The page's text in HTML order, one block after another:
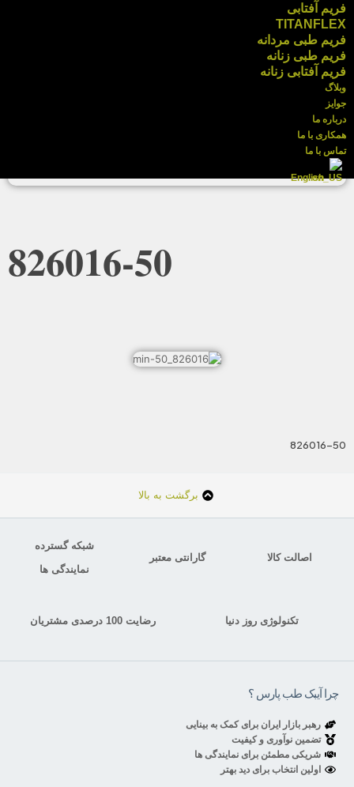
فریم آفتابی
TITANFLEX
فریم طبی مردانه
فریم طبی زنانه
فریم آفتابی زنانه
وبلاگ
جوایز
درباره ما
همکاری با ما
تماس با ما
English
826016-50
826016-50
برگشت به بالا
اصالت کالا گارانتی معتبر
شبکه گسترده
نمایندگی ها
تکنولوژی روز دنیا رضایت 100 درصدی مشتریان
چرا آیبک طب پارس ؟
رهبر بازار ایران برای کمک به بینایی
تضمین نوآوری و کیفیت
شریکی مطمئن برای نمایندگی ها
اولین انتخاب برای دید بهتر